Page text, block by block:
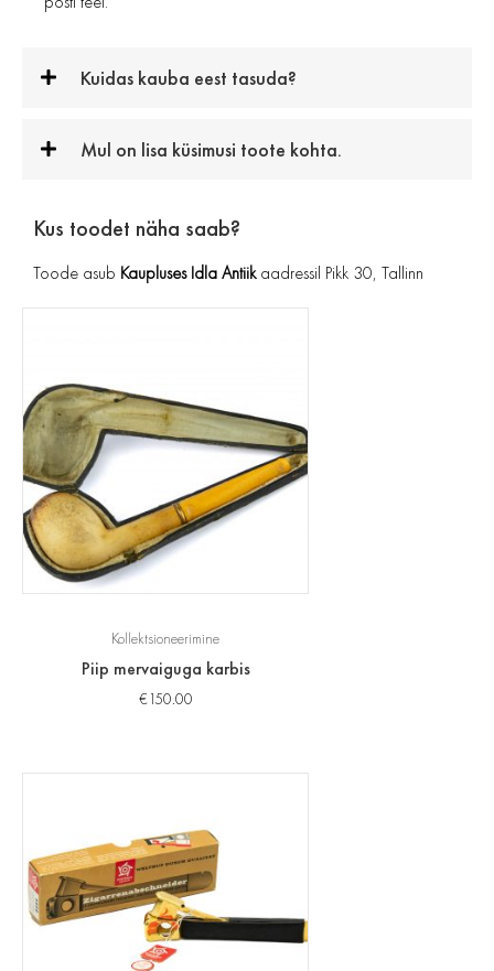
Kuidas kauba eest tasuda?
Mul on lisa küsimusi toote kohta.
Kus toodet näha saab?
Toode asub Kaupluses Idla Antiikaadressil Pikk 30, Tallinn
Kollektsioneerimine
Piip mervaiguga karbis
€150.00